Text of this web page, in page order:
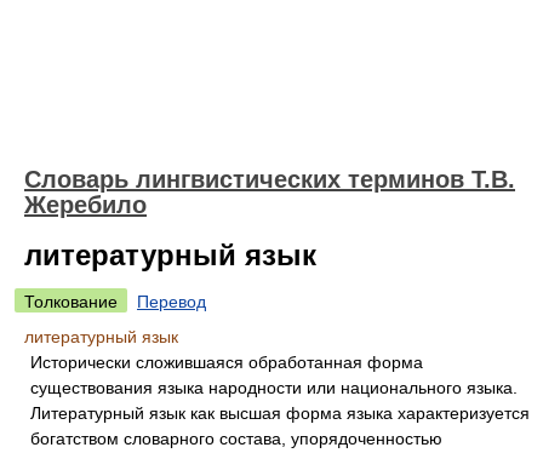
Словарь лингвистических терминов Т.В.
Жеребило
литературный язык
Толкование
Перевод
литературный язык
Исторически сложившаяся обработанная форма
существования языка народности или национального языка.
Литературный язык как высшая форма языка характеризуется
богатством словарного состава, упорядоченностью